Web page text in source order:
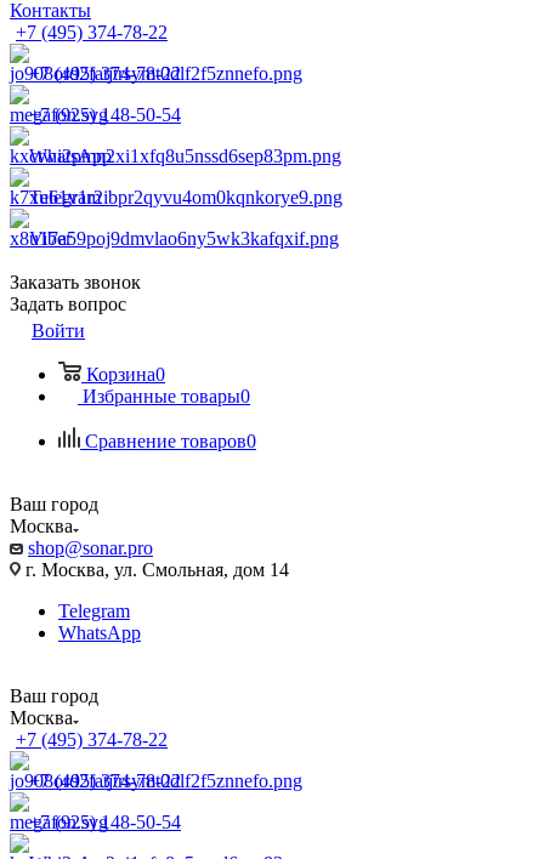
Контакты
+7 (495) 374-78-22
+7 (495) 374-78-22
+7 (925) 148-50-54
WhatsApp
Telegram
Viber
Заказать звонок
Задать вопрос
Войти
Корзина0
Избранные товары0
Сравнение товаров0
Ваш город
Москва
shop@sonar.pro
г. Москва, ул. Смольная, дом 14
Telegram
WhatsApp
Ваш город
Москва
+7 (495) 374-78-22
+7 (495) 374-78-22
+7 (925) 148-50-54